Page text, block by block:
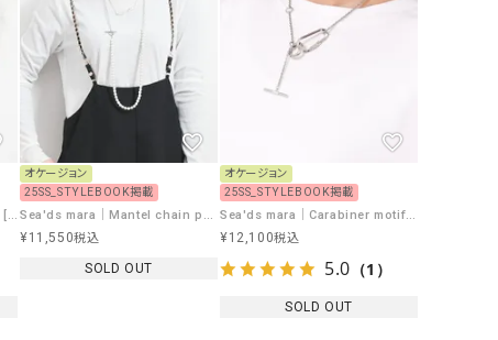
ー）
（ｇ） （グラム）
Gives a sense of fullment
HUNTER（ハンター）
ICHI（イチ）
ILIMA（イリマ）
Sea'ds mara｜Overlap pierce [[24A4-76P]][F]
オケージョン
25SS_STYLEBOOK掲載
Sea'ds mara｜Mantel chain pearl Necklace [[22A2-38]][F]
¥11,550税込
SOLD OUT
オケージョン
25SS_STYLEBOOK掲載
Sea'ds mara｜Carabiner motif necklace [[R21A3-67]][F]
¥12,100税込
5.0 （1）
SOLD OUT